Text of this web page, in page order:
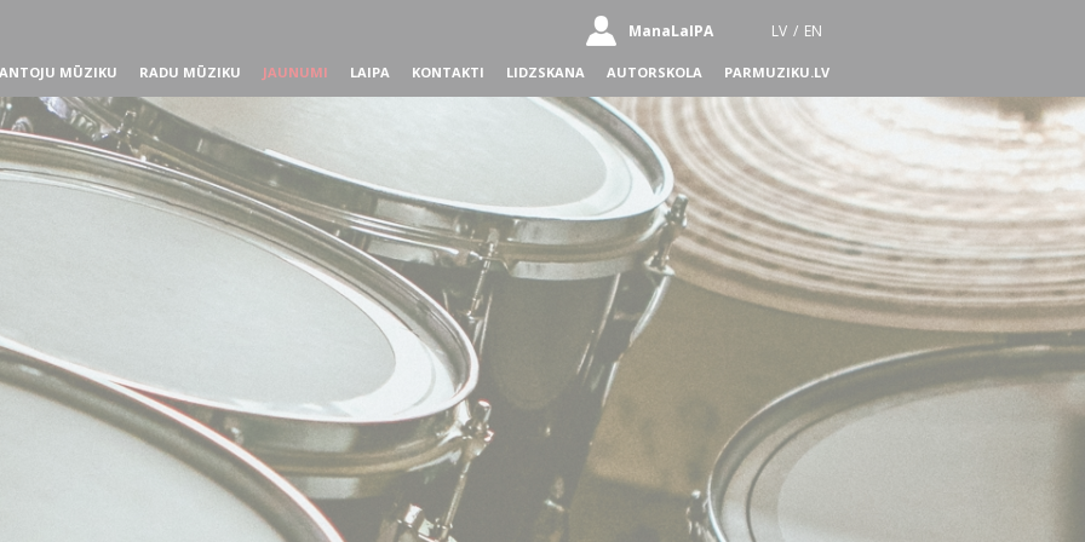
ManaLaIPA LV / EN
MŪZIKU RADU MŪZIKU JAUNUMI LAIPA KONTAKTI LIDZSKANA AUTORSKOLA PARMUZIKU.LV